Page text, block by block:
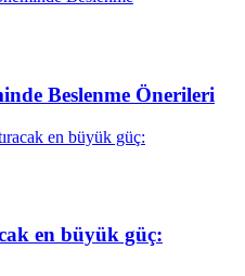
Beslenme Önerileri
en büyük güç: